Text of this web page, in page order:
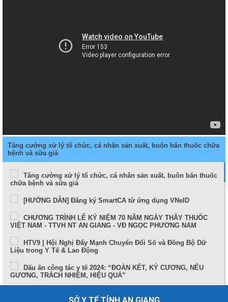
Tăng cường xử lý tổ chức, cá nhân sản xuất, buôn bán thuốc chữa
bệnh và sữa giả
Tăng cường xử lý tổ chức, cá nhân sản xuất, buôn bán thuốc
chữa bệnh và sữa giả
[HƯỚNG DẪN] Đăng ký SmartCA từ ứng dụng VNeID
CHƯƠNG TRÌNH LỄ KỶ NIỆM 70 NĂM NGÀY THẦY THUỐC
VIỆT NAM - TTVH NT AN GIANG - VĐ NGỌC PHƯƠNG NAM
HTV9 | Hội Nghị Đẩy Mạnh Chuyển Đổi Số và Đồng Bộ Dữ
Liệu trong Y Tế & Lao Động
Dấu ấn công tác y tế 2024: “ĐOÀN KẾT, KỶ CƯƠNG, NÊU
GƯƠNG, TRÁCH NHIỆM, HIỆU QUẢ”